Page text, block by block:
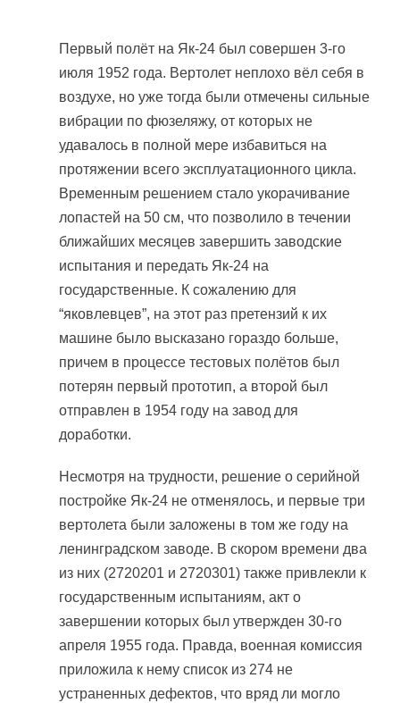
Первый полёт на Як-24 был совершен 3-го
июля 1952 года. Вертолет неплохо вёл себя в
воздухе, но уже тогда были отмечены сильные
вибрации по фюзеляжу, от которых не
удавалось в полной мере избавиться на
протяжении всего эксплуатационного цикла.
Временным решением стало укорачивание
лопастей на 50 см, что позволило в течении
ближайших месяцев завершить заводские
испытания и передать Як-24 на
государственные. К сожалению для
“яковлевцев”, на этот раз претензий к их
машине было высказано гораздо больше,
причем в процессе тестовых полётов был
потерян первый прототип, а второй был
отправлен в 1954 году на завод для
доработки.
Несмотря на трудности, решение о серийной
постройке Як-24 не отменялось, и первые три
вертолета были заложены в том же году на
ленинградском заводе. В скором времени два
из них (2720201 и 2720301) также привлекли к
государственным испытаниям, акт о
завершении которых был утвержден 30-го
апреля 1955 года. Правда, военная комиссия
приложила к нему список из 274 не
устраненных дефектов, что вряд ли могло